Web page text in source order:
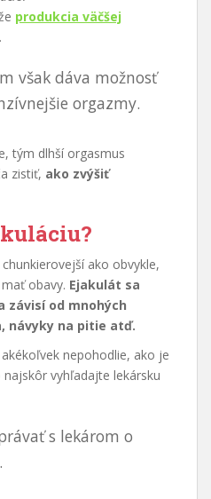
produkcia väčšej
však dáva možnosť
orgazmy.
tým dlhší orgasmus
zistiť, ako zvýšiť
ako obvykle,
obavy. Ejakulát sa
závisí od mnohých
návyky na pitie atď.
nepohodlie, ako je
najskôr vyhľadajte lekársku
s lekárom o